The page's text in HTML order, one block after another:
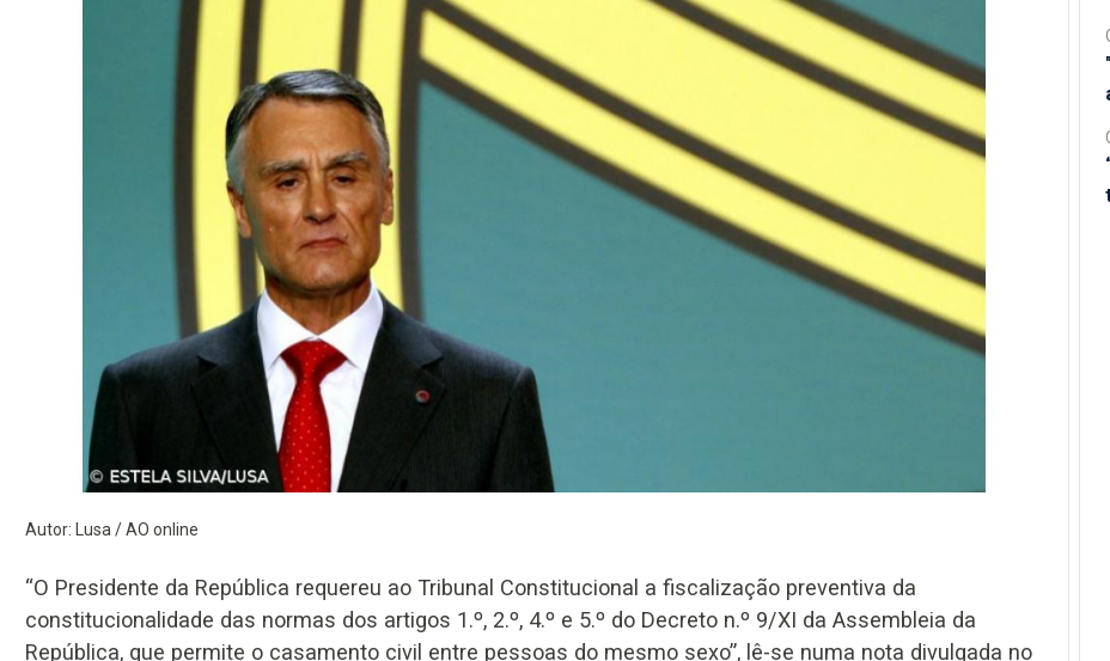
Autor: Lusa / AO online
“O Presidente da República requereu ao Tribunal Constitucional a fiscalização preventiva da
constitucionalidade das normas dos artigos 1.º, 2.º, 4.º e 5.º do Decreto n.º 9/XI da Assembleia da
República, que permite o casamento civil entre pessoas do mesmo sexo”, lê-se numa nota divulgada no